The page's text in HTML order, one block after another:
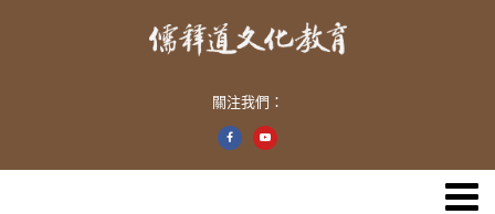
關注我們：